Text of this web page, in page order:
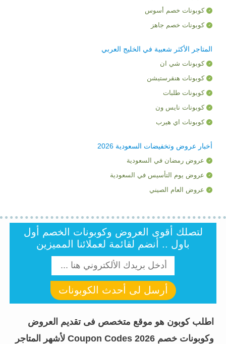
كوبونات خصم أسوس
كوبونات خصم جاهز
المتاجر الأكثر شعبية في الخليج العربي
كوبونات شي ان
كوبونات هنقرستيشن
كوبونات طلبات
كوبونات نايس ون
كوبونات اي هيرب
أخبار عروض وتخفيضات السعودية 2026
عروض رمضان في السعودية
عروض يوم التأسيس في السعودية
عروض العام الصيني
لتصلك أقوى العروض وكوبونات الخصم أول
باول .. أنضم لقائمة لعملائنا المميزين
أرسل لى أحدث الكوبونات
اطلب كوبون هو موقع متخصص فى تقديم العروض
وكوبونات خصم Coupon Codes 2026 لأشهر المتاجر